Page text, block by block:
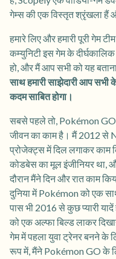
गेम्स की एक विस्तृत श्रृंखला हैं
हमारे लिए और हमारी पूरी गेम
कम्युनिटी इस गेम के
हो, और मैं आप सभी को यह
साथ हमारी साझेदारी आप
कदम साबित होगा।
सबसे पहले तो, Pokémon GO
जीवन का काम है। मैं 2012 से
प्रोजेक्ट्स में दिल लगाकर
कोडबेस का मूल इंजीनियर था,
दौरान मैंने दिन और रात काम
दुनिया में Pokémon को एक
पास भी 2016 से कुछ प्यारी
को एक अल्फा बिल्ड लाकर
गेम में पहला युवा ट्रेनर बनने के
रूप में, मैंने Pokémon GO के